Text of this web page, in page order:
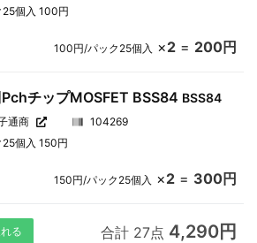
25個入 100円
100円/パック25個入 ×2= 200円
チップMOSFET BSS84 BSS84
通商
104269
25個入 150円
150円/パック25個入 ×2= 300円
る 合計 27点 4,290円